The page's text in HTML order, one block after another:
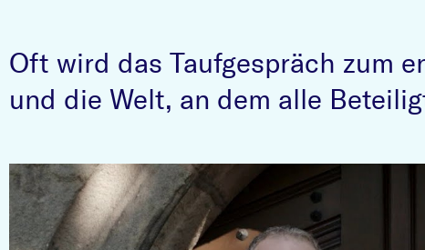
Oft wird das Taufgespräch zum
und die Welt, an dem alle